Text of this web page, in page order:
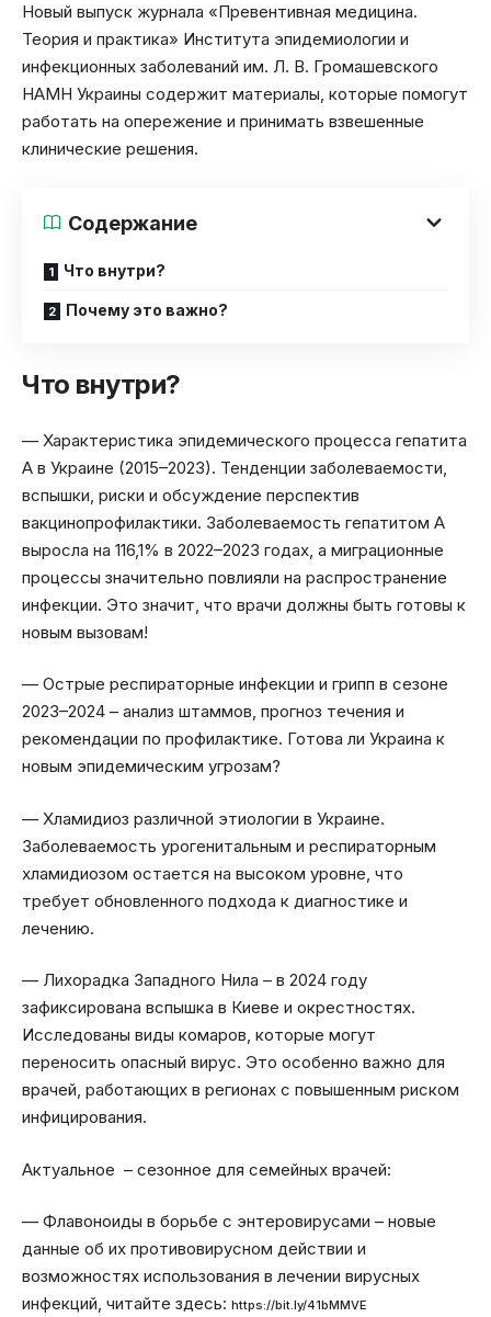
Новый выпуск журнала «Превентивная медицина.
Теория и практика» Института эпидемиологии и
инфекционных заболеваний им. Л. В. Громашевского
НАМН Украины содержит материалы, которые помогут
работать на опережение и принимать взвешенные
клинические решения.
Содержание
Что внутри?
Почему это важно?
Что внутри?
— Характеристика эпидемического процесса гепатита
А в Украине (2015–2023). Тенденции заболеваемости,
вспышки, риски и обсуждение перспектив
вакцинопрофилактики. Заболеваемость гепатитом А
выросла на 116,1% в 2022–2023 годах, а миграционные
процессы значительно повлияли на распространение
инфекции. Это значит, что врачи должны быть готовы к
новым вызовам!
— Острые респираторные инфекции и грипп в сезоне
2023–2024 – анализ штаммов, прогноз течения и
рекомендации по профилактике. Готова ли Украина к
новым эпидемическим угрозам?
— Хламидиоз различной этиологии в Украине.
Заболеваемость урогенитальным и респираторным
хламидиозом остается на высоком уровне, что
требует обновленного подхода к диагностике и
лечению.
— Лихорадка Западного Нила – в 2024 году
зафиксирована вспышка в Киеве и окрестностях.
Исследованы виды комаров, которые могут
переносить опасный вирус. Это особенно важно для
врачей, работающих в регионах с повышенным риском
инфицирования.
Актуальное – сезонное для семейных врачей:
— Флавоноиды в борьбе с энтеровирусами – новые
данные об их противовирусном действии и
возможностях использования в лечении вирусных
инфекций, читайте здесь: https://bit.ly/41bMMVE